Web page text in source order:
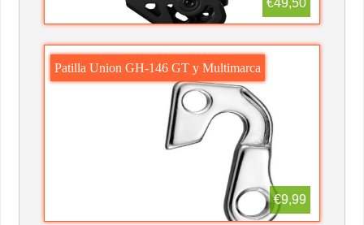
Patilla Union GH-146 GT y Multimarca
€9,99